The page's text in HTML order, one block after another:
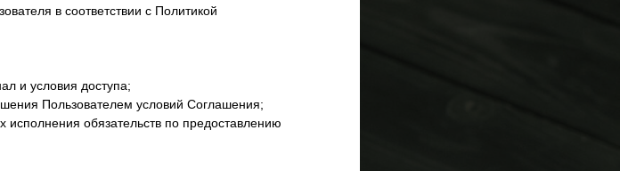
в соответствии с Политикой
и условия доступа;
Пользователем условий Соглашения;
исполнения обязательств по предоставлению